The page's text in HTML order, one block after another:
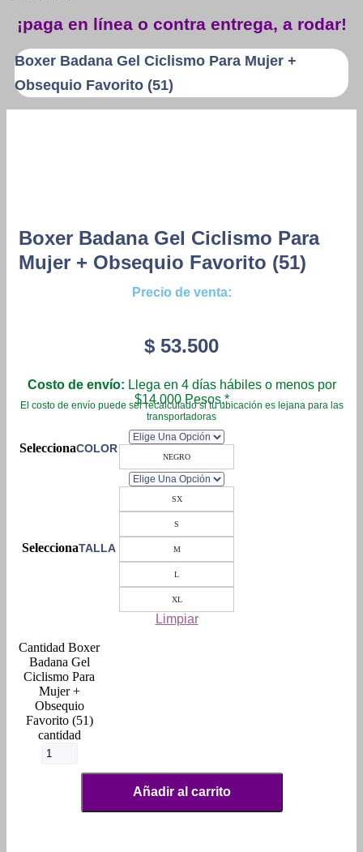
¡paga en línea o contra entrega, a rodar!
Boxer Badana Gel Ciclismo Para Mujer +
Obsequio Favorito (51)
Boxer Badana Gel Ciclismo Para
Mujer + Obsequio Favorito (51)
Precio de venta:
$ 53.500
Costo de envío: Llega en 4 días hábiles o menos por
$14.000 Pesos.*
El costo de envío puede ser recalculado si tu ubicación es lejana para las
transportadoras
COLOR
NEGRO
TALLA
SX
S
M
L
XL
Limpiar
Boxer
Badana Gel
Ciclismo Para
Mujer +
Obsequio
Favorito (51)
cantidad
Añadir al carrito